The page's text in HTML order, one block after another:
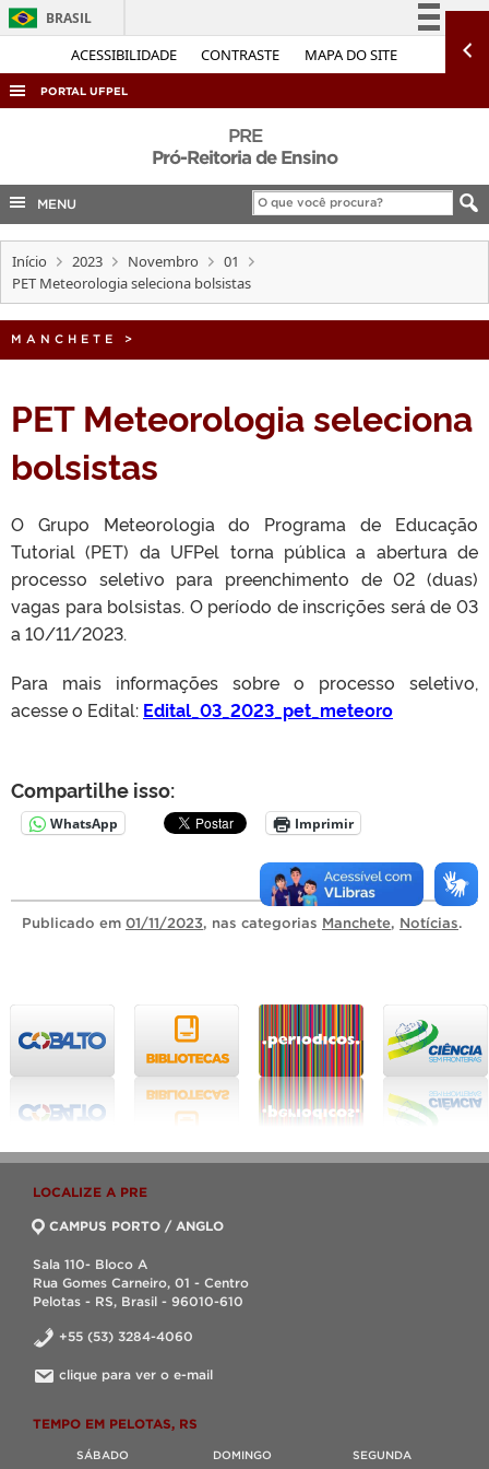
ACESSIBILIDADE CONTRASTE MAPA DO SITE
BRASIL
Simplifique!
Acesso à informação
Legislação
Canais
PORTAL UFPEL
COBALTO
CONCURSOS
EDITAIS
TELEFONES
PRE
Pró-Reitoria de Ensino
MENU
Início 2023 Novembro
01
PET Meteorologia seleciona bolsistas
MANCHETE >
PET Meteorologia seleciona
bolsistas
O Grupo Meteorologia do Programa de Educação
Tutorial (PET) da UFPel torna pública a abertura de
processo seletivo para preenchimento de 02 (duas)
vagas para bolsistas. O período de inscrições será de 03
a 10/11/2023.
Para mais informações sobre o processo seletivo,
acesse o Edital: Edital_03_2023_pet_meteoro
Compartilhe isso:
WhatsApp Imprimir
Publicado em 01/11/2023, nas categorias Manchete, Notícias.
LOCALIZE A PRE
CAMPUS PORTO / ANGLO
Sala 110- Bloco A
Rua Gomes Carneiro, 01 - Centro
Pelotas - RS, Brasil - 96010-610
+55 (53) 3284-4060
clique para ver o e-mail
TEMPO EM PELOTAS, RS
SÁBADO DOMINGO SEGUNDA